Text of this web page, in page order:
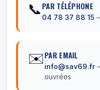
📞PAR TÉLÉPHONE
04 78 37 88 15
✉️PAR EMAIL
info@sav69.fr
ouvrées